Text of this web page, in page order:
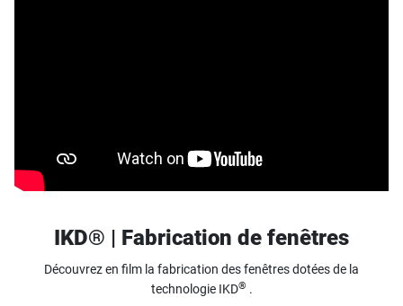
IKD® | Fabrication de fenêtres
Découvrez en film la fabrication des fenêtres dotées de la
technologie IKD® .